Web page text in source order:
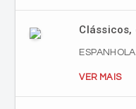
Clássicos,
VER MAIS